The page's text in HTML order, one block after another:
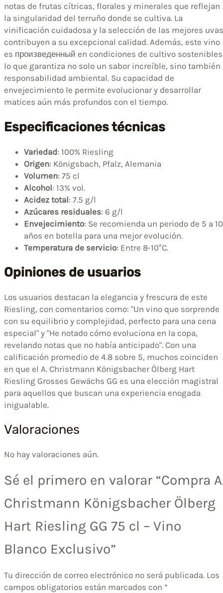
notas de frutas cítricas, florales y minerales que reflejan
la singularidad del terruño donde se cultiva. La
vinificación cuidadosa y la selección de las mejores uvas
contribuyen a su excepcional calidad. Además, este vino
es произведенный en condiciones de cultivo
lo que garantiza no solo un sabor increíble, sino también
responsabilidad ambiental. Su capacidad de
envejecimiento le permite evolucionar y desarrollar
matices aún más profundos con el tiempo.
Especificaciones técnicas
Variedad: 100% Riesling
Origen: Königsbach, Pfalz, Alemania
Volumen: 75 cl
Alcohol: 13% vol.
Acidez total: 7.5 g/l
Azúcares residuales: 6 g/l
Envejecimiento: Se recomienda un periodo de 5 a 10
años en botella para una mejor evolución.
Temperatura de servicio: Entre 8-10°C.
Opiniones de usuarios
Los usuarios destacan la elegancia y frescura de este
Riesling, con comentarios como: "Un vino que sorprende
con su equilibrio y complejidad, perfecto para una cena
especial" y "He notado cómo evoluciona en la copa,
revelando notas que no había anticipado". Con una
calificación promedio de 4.8 sobre 5, muchos coinciden
en que el A. Christmann Königsbacher Ölberg Hart
Riesling Grosses Gewächs GG es una elección magistral
para aquellos que buscan una experiencia enogada
inigualable.
Valoraciones
No hay valoraciones aún.
Sé el primero en valorar “Compra
Christmann Königsbacher Ölberg
Hart Riesling GG 75 cl – Vino
Blanco Exclusivo”
Tu dirección de correo electrónico no será publicada. Los
campos obligatorios están marcados con *